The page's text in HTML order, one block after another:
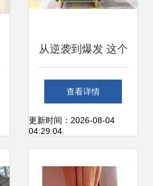
从逆袭到爆发 这个
家居品牌25秒狂销
破亿的背后逻辑
查看详情
更新时间：2026-08-04
04:29:04